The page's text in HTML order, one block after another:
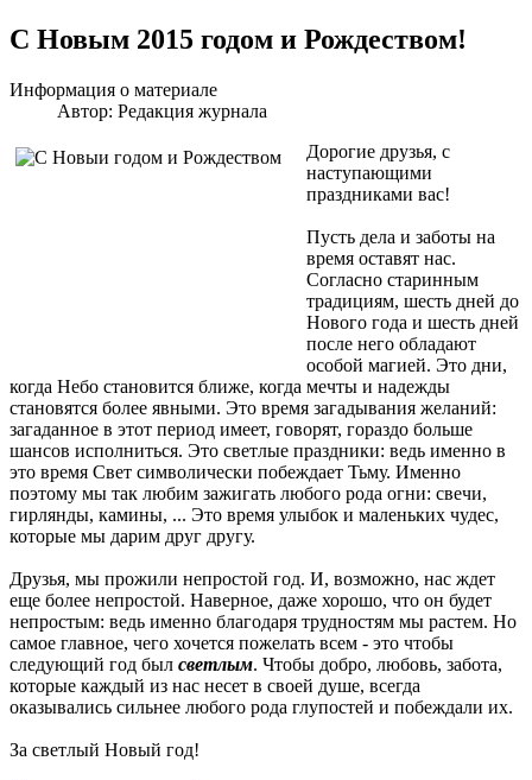
С Новым 2015 годом и Рождеством!
Информация о материале
Автор: Редакция журнала
Дорогие друзья, с
наступающими
праздниками вас!
Пусть дела и заботы на
время оставят нас.
Согласно старинным
традициям, шесть дней до
Нового года и шесть дней
после него обладают
особой магией. Это дни,
когда Небо становится ближе, когда мечты и надежды
становятся более явными. Это время загадывания желаний:
загаданное в этот период имеет, говорят, гораздо больше
шансов исполниться. Это светлые праздники: ведь именно в
это время Свет символически побеждает Тьму. Именно
поэтому мы так любим зажигать любого рода огни: свечи,
гирлянды, камины, ... Это время улыбок и маленьких чудес,
которые мы дарим друг другу.
Друзья, мы прожили непростой год. И, возможно, нас ждет
еще более непростой. Наверное, даже хорошо, что он будет
непростым: ведь именно благодаря трудностям мы растем. Но
самое главное, чего хочется пожелать всем - это чтобы
следующий год был светлым. Чтобы добро, любовь, забота,
которые каждый из нас несет в своей душе, всегда
оказывались сильнее любого рода глупостей и побеждали их.
За светлый Новый год!